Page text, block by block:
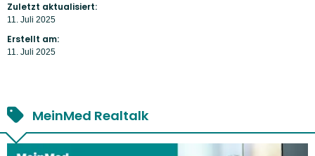
Zuletzt aktualisiert:
11. Juli 2025
Erstellt am:
11. Juli 2025
MeinMed Realtalk